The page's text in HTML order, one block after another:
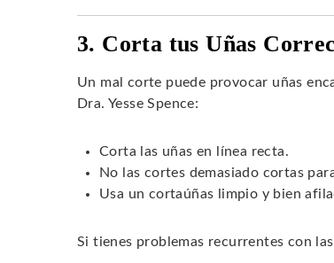
3. Corta tus Uñas
Un mal corte puede provocar uñas
Dra. Yesse Spence:
Corta las uñas en línea recta.
No las cortes demasiado cortas
Usa un cortaúñas limpio y bien
Si tienes problemas recurrentes con